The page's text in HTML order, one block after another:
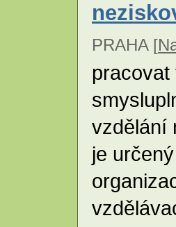
PRAHA [
vzdělání
je